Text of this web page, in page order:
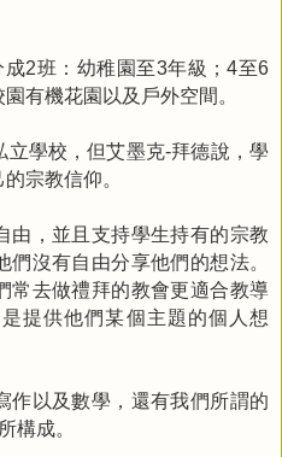
成2班：幼稚園至3年級； 4至6
有機花園以及戶外空間。
立學校，但艾墨克-拜德說，學
宗教信仰。
由，並且支持學生持有的宗教
沒有自由分享他們的想法。
常去做禮拜的教會更適合教導
提供他們某個主題的個人想
作以及數學，還有我們所謂的
構成。